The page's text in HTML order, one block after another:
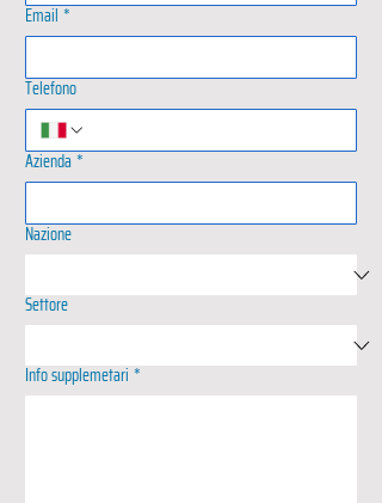
Email *
Telefono
Azienda*
Nazione
Settore
Info supplemetari *